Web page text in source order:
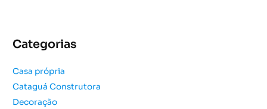
i
a
r
p
Categorias
Casa própria
Cataguá Construtora
Decoração